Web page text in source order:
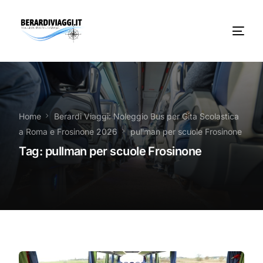
Home
Berardi Viaggi: Noleggio Bus per Gita Scolastica
a Roma e Frosinone 2026
pullman per scuole Frosinone
Tag: pullman per scuole Frosinone
Chi Siamo
Noleggio
Autobus servizi
Vacanze Viaggi Frosinone